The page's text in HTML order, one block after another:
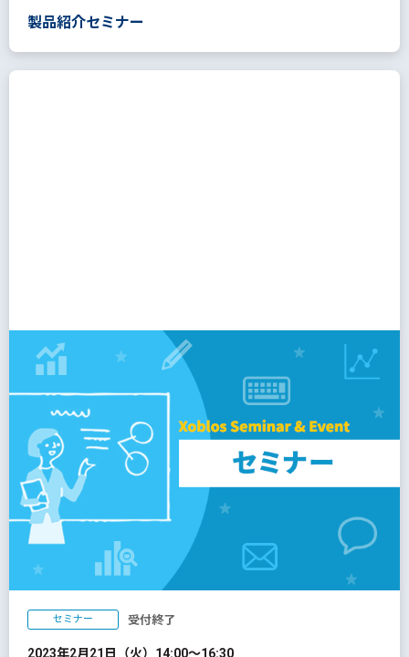
製品紹介セミナー
セミナー 受付終了
2023年2月21日（火）14:00～16:30